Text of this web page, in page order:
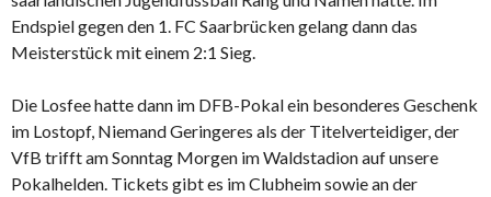
Endspiel gegen den 1. FC Saarbrücken gelang dann das
Meisterstück mit einem 2:1 Sieg.
Die Losfee hatte dann im DFB-Pokal ein besonderes Geschenk
im Lostopf, Niemand Geringeres als der Titelverteidiger, der
VfB trifft am Sonntag Morgen im Waldstadion auf unsere
Pokalhelden. Tickets gibt es im Clubheim sowie an der